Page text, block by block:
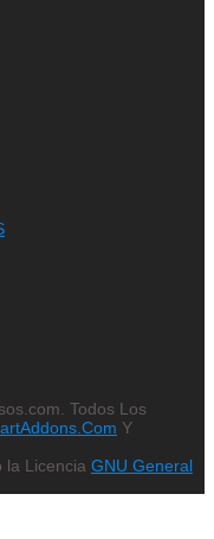
Todos Los
Y
la Licencia GNU General